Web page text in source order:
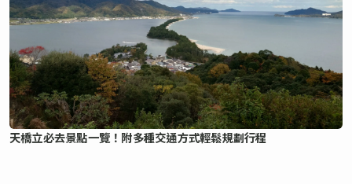
天橋立必去景點一覽！附多種交通方式輕鬆規劃行程